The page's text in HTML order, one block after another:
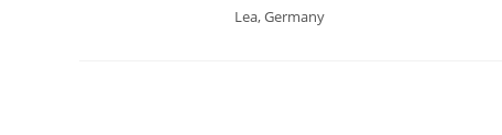
Lea, Germany